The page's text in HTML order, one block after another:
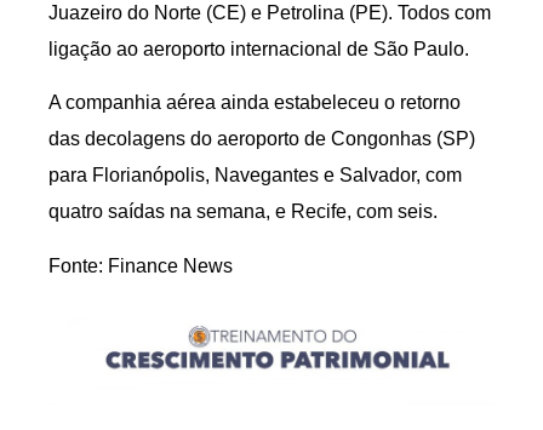
Juazeiro do Norte (CE) e Petrolina (PE). Todos com
ligação ao aeroporto internacional de São Paulo.
A companhia aérea ainda estabeleceu o retorno
das decolagens do aeroporto de Congonhas (SP)
para Florianópolis, Navegantes e Salvador, com
quatro saídas na semana, e Recife, com seis.
Fonte: Finance News